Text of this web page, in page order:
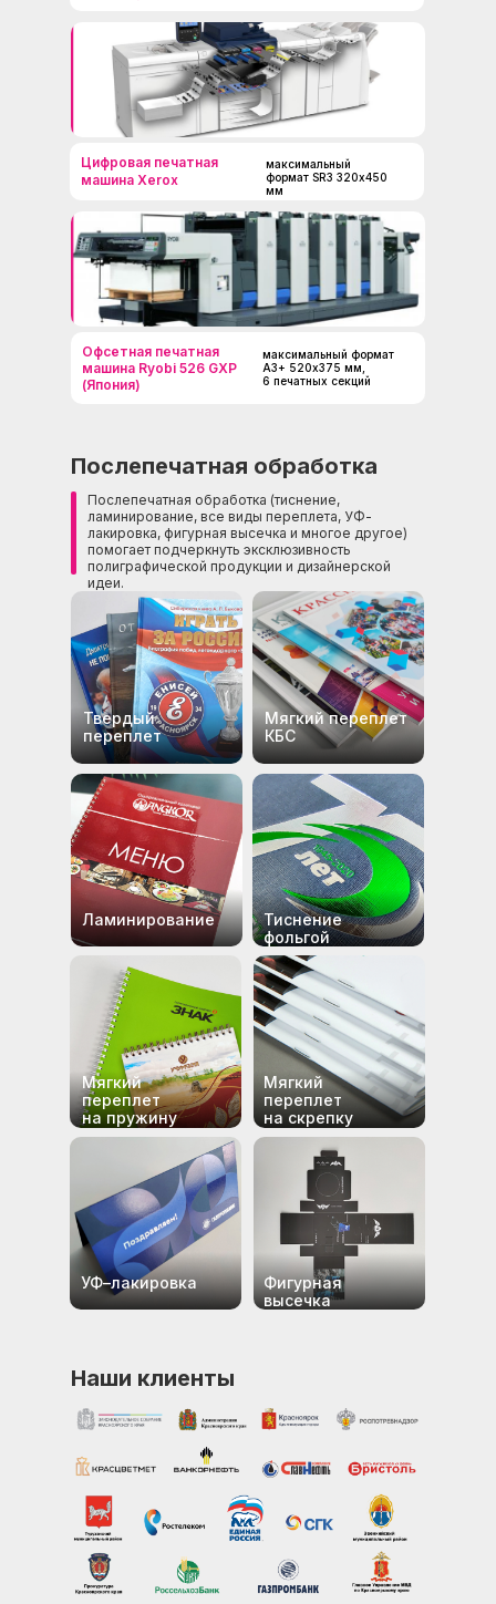
Офсетная печатная
машина Ryobi 526 GXP
(Япония)
максимальный формат
А3+ 520х375 мм,
6 печатных секций
Цифровая печатная
машина Xerox
максимальный
формат SR3 320х450
мм
Послепечатная обработка
Послепечатная обработка (тиснение,
ламинирование, все виды переплета, УФ-
лакировка, фигурная высечка и многое другое)
помогает подчеркнуть эксклюзивность
полиграфической продукции и дизайнерской
идеи.
Мягкий переплет
КБС
Твердый
переплет
Ламинирование
Тиснение
фольгой
Мягкий
переплет
на пружину
УФ–лакировка
Мягкий
переплет
на скрепку
Фигурная
высечка
Наши клиенты